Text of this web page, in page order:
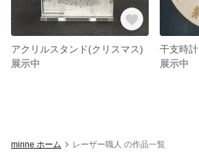
アクリルスタンド(クリスマス)
展示中
干支時計
展示中
minne ホーム レーザー職人 の作品一覧